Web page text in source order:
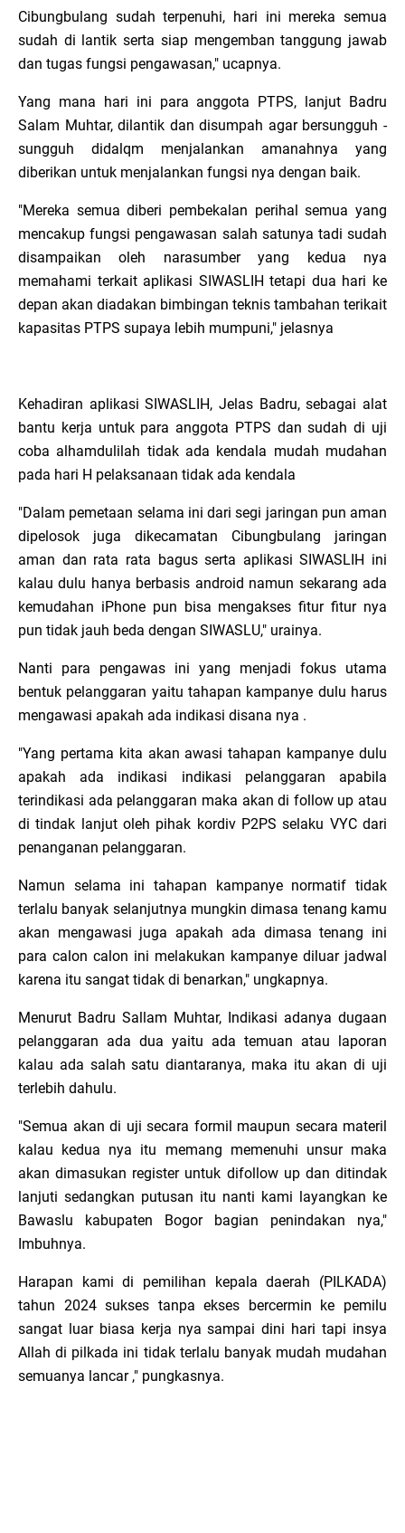
Cibungbulang sudah terpenuhi, hari ini mereka semua
sudah di lantik serta siap mengemban tanggung jawab
dan tugas fungsi pengawasan," ucapnya.
Yang mana hari ini para anggota PTPS, lanjut Badru
Salam Muhtar, dilantik dan disumpah agar bersungguh -
sungguh didalqm menjalankan amanahnya yang
diberikan untuk menjalankan fungsi nya dengan baik.
"Mereka semua diberi pembekalan perihal semua yang
mencakup fungsi pengawasan salah satunya tadi sudah
disampaikan oleh narasumber yang kedua nya
memahami terkait aplikasi SIWASLIH tetapi dua hari ke
depan akan diadakan bimbingan teknis tambahan terikait
kapasitas PTPS supaya lebih mumpuni," jelasnya
Kehadiran aplikasi SIWASLIH, Jelas Badru, sebagai alat
bantu kerja untuk para anggota PTPS dan sudah di uji
coba alhamdulilah tidak ada kendala mudah mudahan
pada hari H pelaksanaan tidak ada kendala
"Dalam pemetaan selama ini dari segi jaringan pun aman
dipelosok juga dikecamatan Cibungbulang jaringan
aman dan rata rata bagus serta aplikasi SIWASLIH ini
kalau dulu hanya berbasis android namun sekarang ada
kemudahan iPhone pun bisa mengakses fitur fitur nya
pun tidak jauh beda dengan SIWASLU," urainya.
Nanti para pengawas ini yang menjadi fokus utama
bentuk pelanggaran yaitu tahapan kampanye dulu harus
mengawasi apakah ada indikasi disana nya .
"Yang pertama kita akan awasi tahapan kampanye dulu
apakah ada indikasi indikasi pelanggaran apabila
terindikasi ada pelanggaran maka akan di follow up atau
di tindak lanjut oleh pihak kordiv P2PS selaku VYC dari
penanganan pelanggaran.
Namun selama ini tahapan kampanye normatif tidak
terlalu banyak selanjutnya mungkin dimasa tenang kamu
akan mengawasi juga apakah ada dimasa tenang ini
para calon calon ini melakukan kampanye diluar jadwal
karena itu sangat tidak di benarkan," ungkapnya.
Menurut Badru Sallam Muhtar, Indikasi adanya dugaan
pelanggaran ada dua yaitu ada temuan atau laporan
kalau ada salah satu diantaranya, maka itu akan di uji
terlebih dahulu.
"Semua akan di uji secara formil maupun secara materil
kalau kedua nya itu memang memenuhi unsur maka
akan dimasukan register untuk difollow up dan ditindak
lanjuti sedangkan putusan itu nanti kami layangkan ke
Bawaslu kabupaten Bogor bagian penindakan nya,"
Imbuhnya.
Harapan kami di pemilihan kepala daerah (PILKADA)
tahun 2024 sukses tanpa ekses bercermin ke pemilu
sangat luar biasa kerja nya sampai dini hari tapi insya
Allah di pilkada ini tidak terlalu banyak mudah mudahan
semuanya lancar ," pungkasnya.